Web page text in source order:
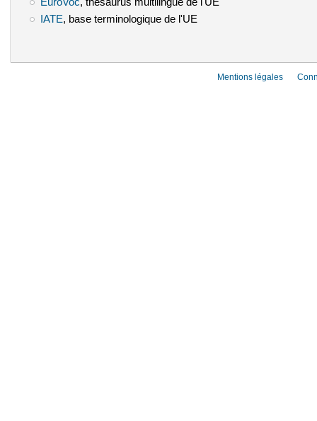
IATE (le lien est externe)
, base terminologique de l'UE
Mentions légales